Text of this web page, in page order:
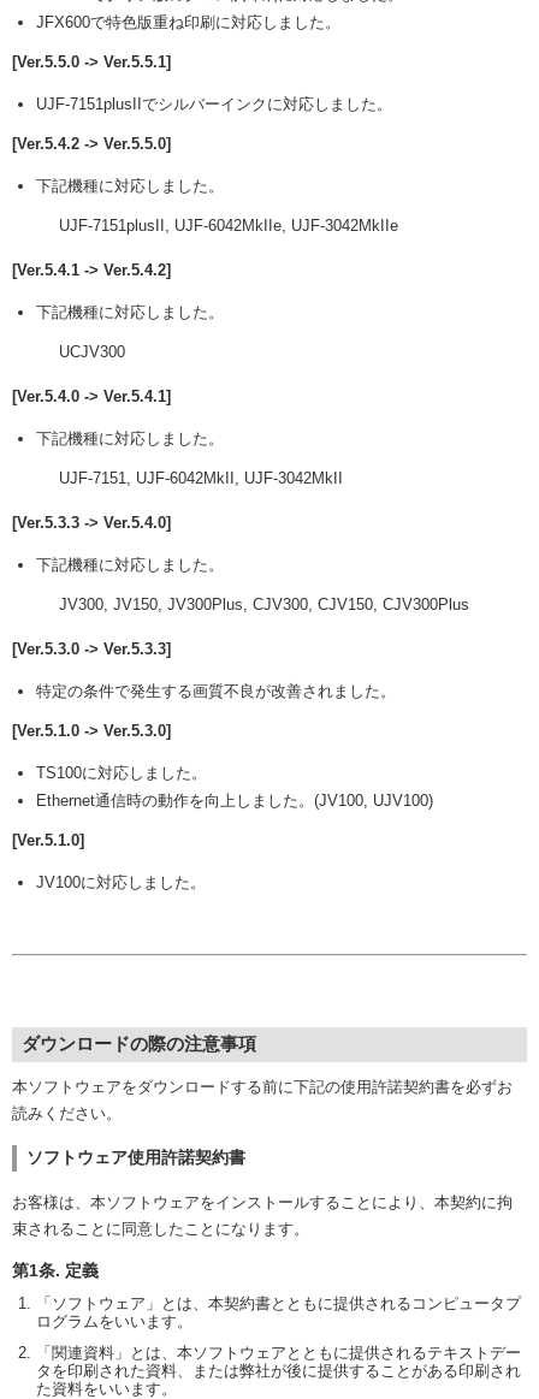
JFX600で特色版重ね印刷に対応しました。
[Ver.5.5.0 -> Ver.5.5.1]
UJF-7151plusIIでシルバーインクに対応しました。
[Ver.5.4.2 -> Ver.5.5.0]
下記機種に対応しました。
UJF-7151plusII, UJF-6042MkIIe, UJF-3042MkIIe
[Ver.5.4.1 -> Ver.5.4.2]
下記機種に対応しました。
UCJV300
[Ver.5.4.0 -> Ver.5.4.1]
下記機種に対応しました。
UJF-7151, UJF-6042MkII, UJF-3042MkII
[Ver.5.3.3 -> Ver.5.4.0]
下記機種に対応しました。
JV300, JV150, JV300Plus, CJV300, CJV150, CJV300Plus
[Ver.5.3.0 -> Ver.5.3.3]
特定の条件で発生する画質不良が改善されました。
[Ver.5.1.0 -> Ver.5.3.0]
TS100に対応しました。
Ethernet通信時の動作を向上しました。(JV100, UJV100)
[Ver.5.1.0]
JV100に対応しました。
ダウンロードの際の注意事項
本ソフトウェアをダウンロードする前に下記の使用許諾契約書を必ずお
読みください。
ソフトウェア使用許諾契約書
お客様は、本ソフトウェアをインストールすることにより、本契約に拘
束されることに同意したことになります。
第1条. 定義
「ソフトウェア」とは、本契約書とともに提供されるコンピュータプ
ログラムをいいます。
「関連資料」とは、本ソフトウェアとともに提供されるテキストデー
タを印刷された資料、または弊社が後に提供することがある印刷され
た資料をいいます。